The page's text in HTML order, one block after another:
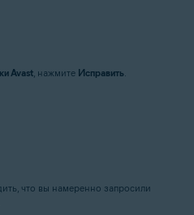
Avast, нажмите Исправить.
что вы намеренно запросили